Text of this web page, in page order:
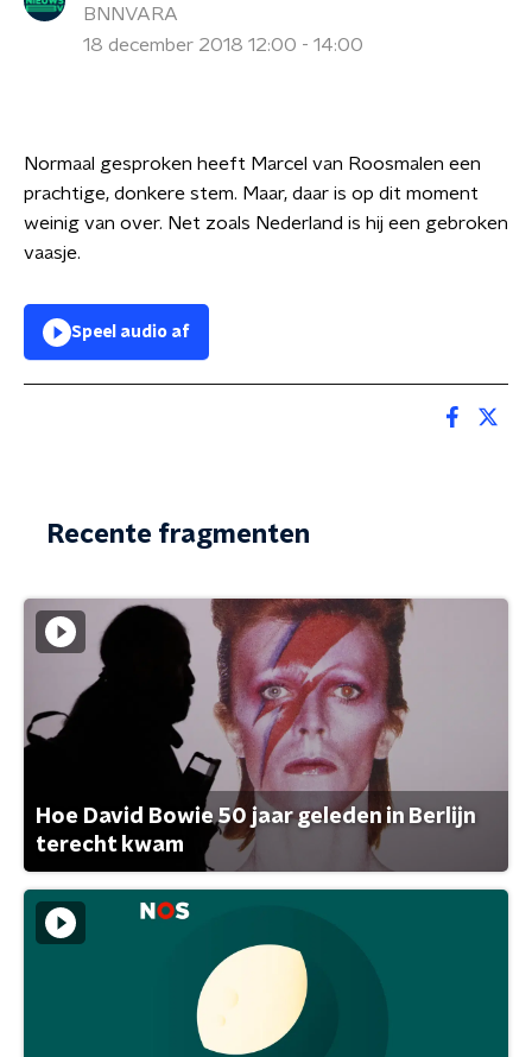
BNNVARA
18 december 2018 12:00 - 14:00
Normaal gesproken heeft Marcel van Roosmalen een
prachtige, donkere stem. Maar, daar is op dit moment
weinig van over. Net zoals Nederland is hij een gebroken
vaasje.
Speel audio af
Recente fragmenten
Hoe David Bowie 50 jaar geleden in Berlijn
terecht kwam